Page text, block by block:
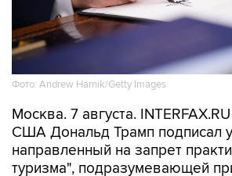
Фото: Andrew Harnik/Getty Images
Москва. 7 августа.
США Дональд Трамп подписал
направленный на запрет
туризма", подразумевающей